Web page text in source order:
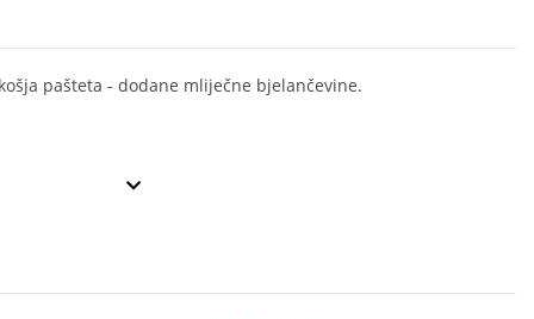
pašteta - dodane mliječne bjelančevine.